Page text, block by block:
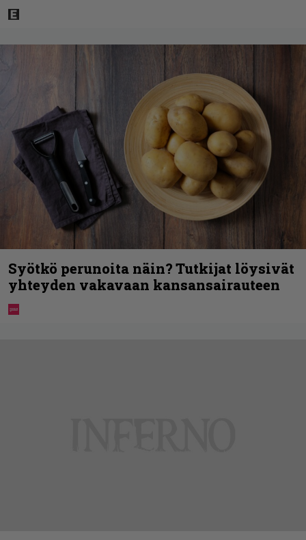
Syötkö perunoita näin? Tutkijat löysivät
yhteyden vakavaan kansansairauteen